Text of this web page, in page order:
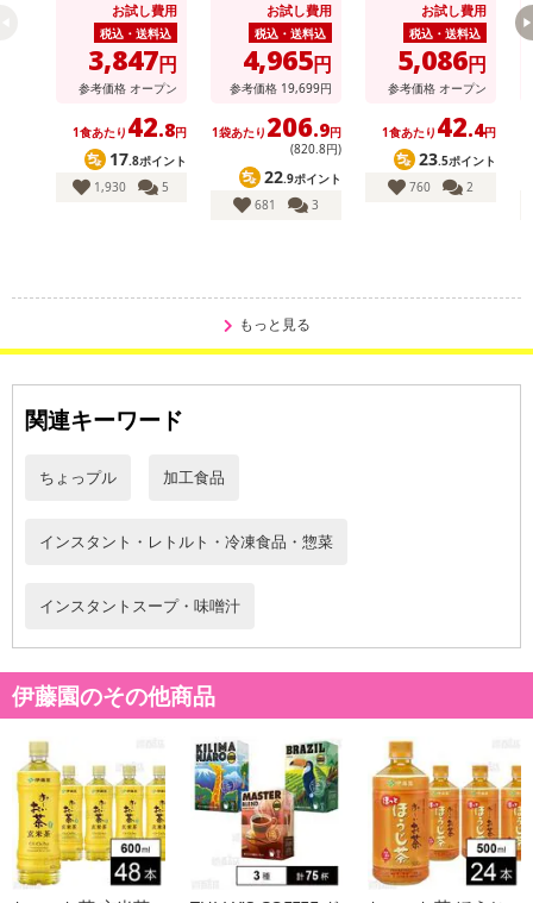
その他共通および商品カテゴリー別注意事項（※必ずご確認くだ
2026年07月09日 時点での情報となります。
タージュ / 濃厚かぼ
ちゃポタージュ / 濃
厚クラムポタージュ
お試し費用
税込・送料込
3,847円
参考価格 オープン
1食あたり 42.8円
17.8ポイント
1,930
5
お試し費用
税込・送料込
4,965円
参考価格 19,699円
1袋あたり 206.9円
(820.8円)
22.9ポイント
681
3
お試し費用
税込・送料込
5,086円
参考価格 オープン
1食あたり 42.4円
23.5ポイント
760
2
もっと見る
関連キーワード
ちょっプル 加工食品
インスタント・レトルト・冷凍食品・惣菜
インスタントスープ・味噌汁
伊藤園のその他商品